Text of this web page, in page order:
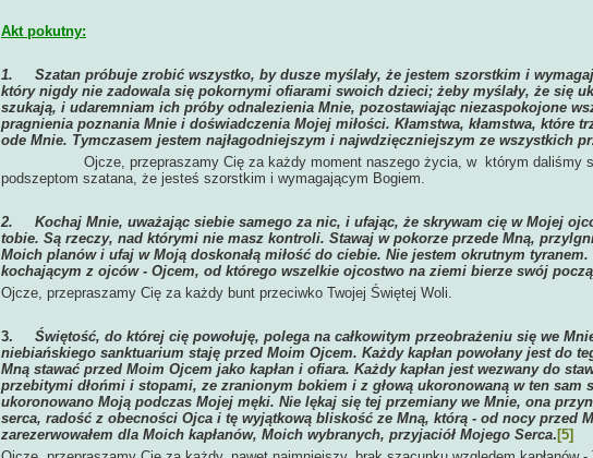
Akt pokutny:
1. Szatan próbuje zrobić wszystko, by dusze myślały, że jestem szorstkim i
który nigdy nie zadowala się pokornymi ofiarami swoich dzieci; żeby myślały, że się
szukają, i udaremniam ich próby odnalezienia Mnie, pozostawiając niezaspokojone
pragnienia poznania Mnie i doświadczenia Mojej miłości. Kłamstwa, kłamstwa, które
ode Mnie. Tymczasem jestem najłagodniejszym i najwdzięczniejszym ze wszystkich
Ojcze, przepraszamy Cię za każdy moment naszego życia, w którym daliśmy
podszeptom szatana, że jesteś szorstkim i wymagającym Bogiem.
2. Kochaj Mnie, uważając siebie samego za nic, i ufając, że skrywam cię w Mojej
tobie. Są rzeczy, nad którymi nie masz kontroli. Stawaj w pokorze przede Mną,
Moich planów i ufaj w Moją doskonałą miłość do ciebie. Nie jestem okrutnym
kochającym z ojców - Ojcem, od którego wszelkie ojcostwo na ziemi bierze swój
Ojcze, przepraszamy Cię za każdy bunt przeciwko Twojej Świętej Woli.
3. Świętość, do której cię powołuję, polega na całkowitym przeobrażeniu się we
niebiańskiego sanktuarium staję przed Moim Ojcem. Każdy kapłan powołany jest do
Mną stawać przed Moim Ojcem jako kapłan i ofiara. Każdy kapłan jest wezwany do
przebitymi dłońmi i stopami, ze zranionym bokiem i z głową ukoronowaną w ten sam
ukoronowano Moją podczas Mojej męki. Nie lękaj się tej przemiany we Mnie, ona
serca, radość z obecności Ojca i tę wyjątkową bliskość ze Mną, którą - od nocy przed
zarezerwowałem dla Moich kapłanów, Moich wybranych, przyjaciół Mojego Serca. [5]